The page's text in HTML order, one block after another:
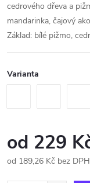
cedrového dřeva a
mandarinka, čajový
Základ: bílé pižmo,
Varianta
od 229
od 189,26 Kč bez DPH